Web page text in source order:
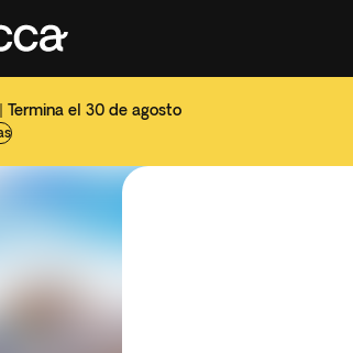
el 30 de agosto